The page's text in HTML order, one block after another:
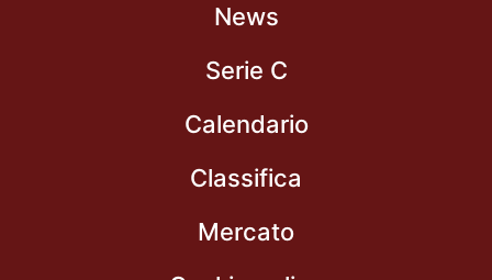
News
Serie C
Calendario
Classifica
Mercato